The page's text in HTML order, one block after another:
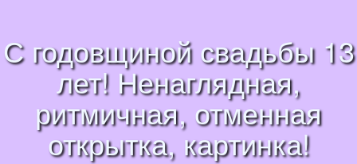
С годовщиной свадьбы 13
лет! Ненаглядная,
ритмичная, отменная
открытка, картинка!